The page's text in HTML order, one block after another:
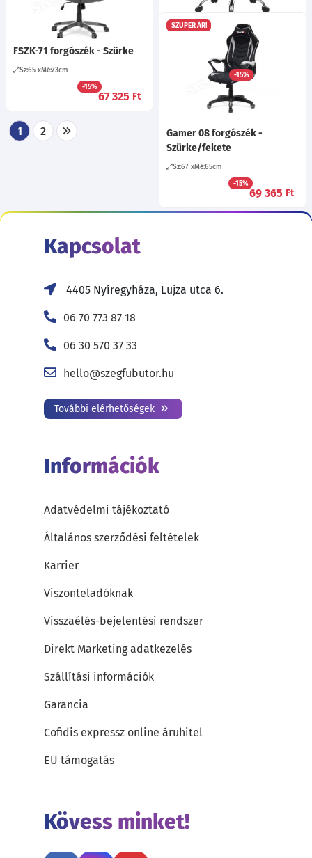
Irodai forgószék vászon
huzattal, világosszürke
-15%
63 245
FSZK-71 forgószék - Szürke
Sz:65 Mé:73cm
-15%
67 325 Ft
SZUPER ÁR!
Gamer 08 forgószék -
Szürke/fekete
Sz:67 Mé:65cm
-15%
69 365 Ft
1 2
Kapcsolat
4405 Nyíregyháza, Lujza utca 6.
06 70 773 87 18
06 30 570 37 33
hello@szegfubutor.hu
További elérhetőségek
Információk
Adatvédelmi tájékoztató
Általános szerződési feltételek
Karrier
Viszonteladóknak
Visszaélés-bejelentési rendszer
Direkt Marketing adatkezelés
Szállítási információk
Garancia
Cofidis expressz online áruhitel
EU támogatás
Kövess minket!